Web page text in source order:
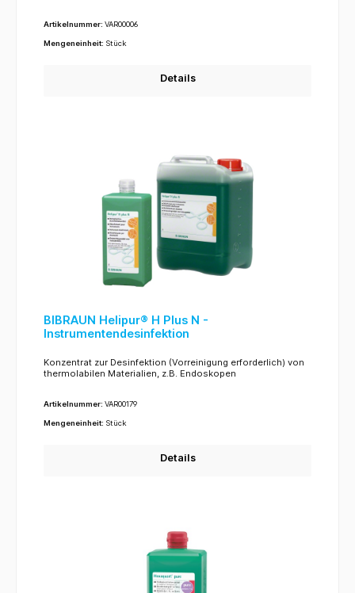
Artikelnummer: VAR00006
Mengeneinheit: Stück
Details
BIBRAUN Helipur® H Plus N -
Instrumentendesinfektion
Konzentrat zur Desinfektion (Vorreinigung erforderlich) von
thermolabilen Materialien, z.B. Endoskopen
Artikelnummer: VAR00179
Mengeneinheit: Stück
Details